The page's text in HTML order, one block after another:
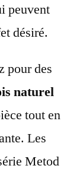
peuvent
désiré.
pour des
naturel
tout en
Les
Metod